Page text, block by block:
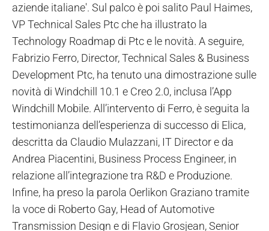
aziende italiane'. Sul palco è poi salito Paul Haimes,
VP Technical Sales Ptc che ha illustrato la
Technology Roadmap di Ptc e le novità. A seguire,
Fabrizio Ferro, Director, Technical Sales & Business
Development Ptc, ha tenuto una dimostrazione sulle
novità di Windchill 10.1 e Creo 2.0, inclusa l’App
Windchill Mobile. All’intervento di Ferro, è seguita la
testimonianza dell’esperienza di successo di Elica,
descritta da Claudio Mulazzani, IT Director e da
Andrea Piacentini, Business Process Engineer, in
relazione all’integrazione tra R&D e Produzione.
Infine, ha preso la parola Oerlikon Graziano tramite
la voce di Roberto Gay, Head of Automotive
Transmission Design e di Flavio Grosjean, Senior